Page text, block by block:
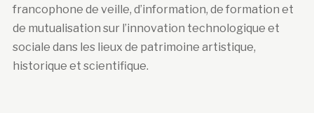
francophone de veille, d’information, de formation et
de mutualisation sur l’innovation technologique et
sociale dans les lieux de patrimoine artistique,
historique et scientifique.